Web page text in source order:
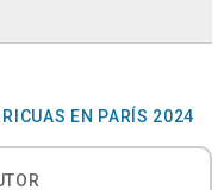
EN PARÍS 2024